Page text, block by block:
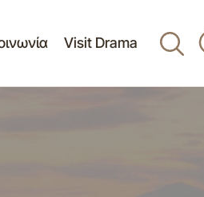
Visit Drama
η